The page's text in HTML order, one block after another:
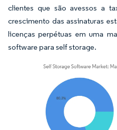
clientes que são avessos a
crescimento das assinaturas
licenças perpétuas em uma
software para self storage.